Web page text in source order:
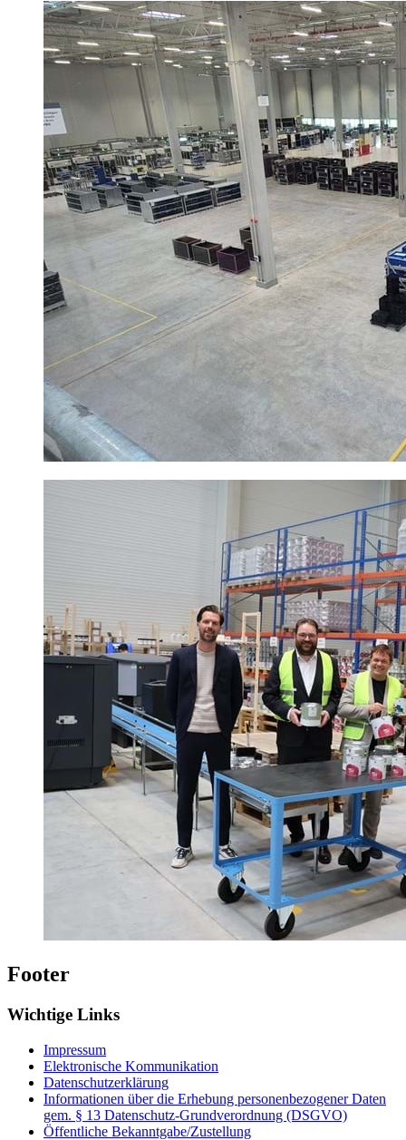
Footer
Wichtige Links
Impressum
Elektronische Kommunikation
Datenschutzerklärung
Informationen über die Erhebung personenbezogener Daten
gem. § 13 Datenschutz-Grundverordnung (DSGVO)
Öffentliche Bekanntgabe/Zustellung